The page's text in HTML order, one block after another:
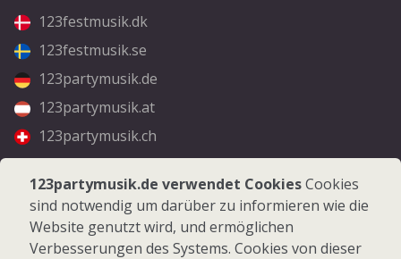
123festmusik.dk
123festmusik.se
123partymusik.de
123partymusik.at
123partymusik.ch
Folgen Sie uns
Facebook
Instagram
123partymusik.de verwendet CookiesCookies
sind notwendig um darüber zu informieren wie die
Website genutzt wird, und ermöglichen
Verbesserungen des Systems. Cookies von dieser